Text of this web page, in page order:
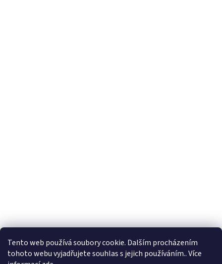
Tento web používá soubory cookie. Dalším procházením
tohoto webu vyjadřujete souhlas s jejich používáním.. Více
Sledovat na Instagramu